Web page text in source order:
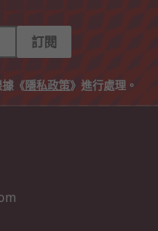
訂閱
《隱私政策》進行處理。